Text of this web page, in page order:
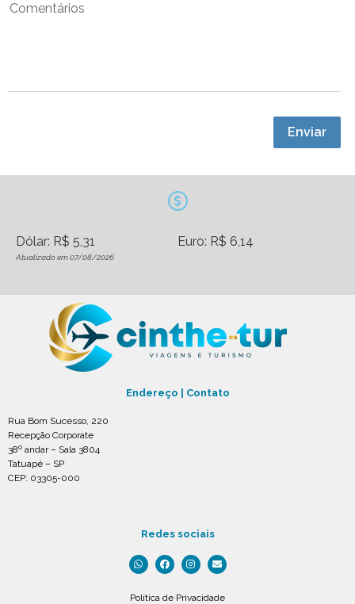
Comentários
Enviar
Dólar: R$ 5,31 Euro: R$ 6,14
Atualizado em 07/08/2026
Endereço | Contato
Rua Bom Sucesso, 220
Recepção Corporate
38º andar – Sala 3804
Tatuapé – SP
CEP: 03305-000
Redes sociais
Política de Privacidade